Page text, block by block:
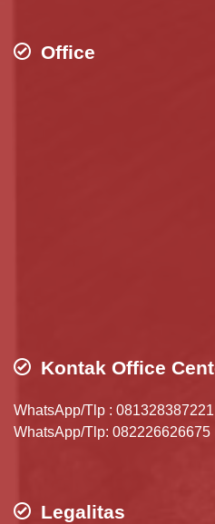
Office
Kontak Office
WhatsApp/Tlp : 081328387221
WhatsApp/Tlp: 082226626675
Legalitas